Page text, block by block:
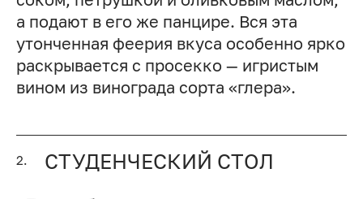
а подают в его же панцире. Вся эта
утонченная феерия вкуса особенно ярко
раскрывается с просекко — игристым
вином из винограда сорта «глера».
2. СТУДЕНЧЕСКИЙ СТОЛ